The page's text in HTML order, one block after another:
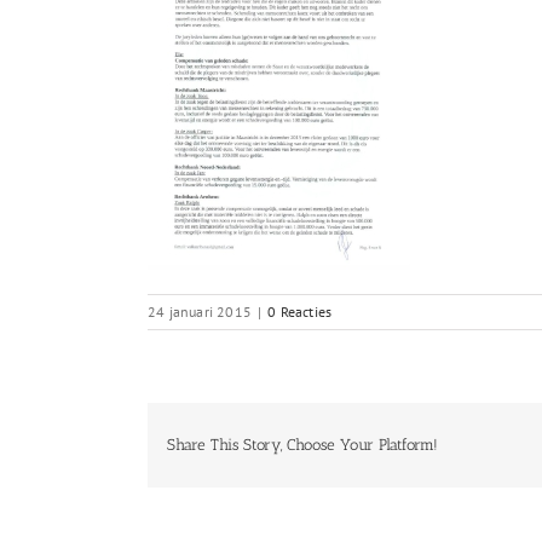
24 januari 2015 | 0 Reacties
Share This Story, Choose Your Platform!